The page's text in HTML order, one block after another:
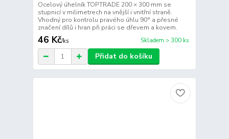
Ocelový úhelník TOPTRADE 200 × 300 mm se
stupnicí v milimetrech na vnější i vnitřní straně.
Vhodný pro kontrolu pravého úhlu 90° a přesné
značení dílů i hran při práci se dřevem a kovem.
46 Kč/ks Skladem > 300 ks
Přidat do košíku